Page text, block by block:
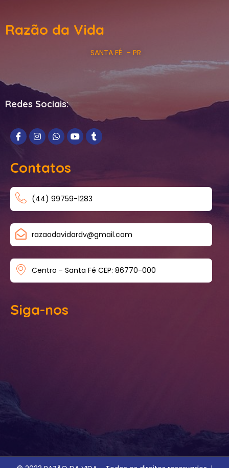
Razão da Vida
SANTA FÉ – PR
Redes Sociais:
Contatos
(44) 99759-1283
razaodavidardv@gmail.com
Centro - Santa Fé CEP: 86770-000
Siga-nos